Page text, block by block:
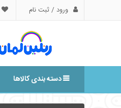
ورود / ثبت نام
دسته بندی کالاها